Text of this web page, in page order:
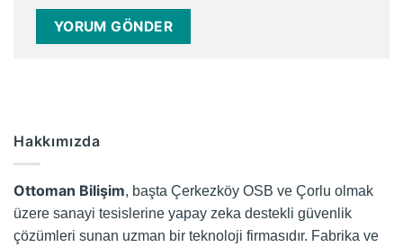
Hakkımızda
Ottoman Bilişim, başta Çerkezköy OSB ve Çorlu olmak
üzere sanayi tesislerine yapay zeka destekli güvenlik
çözümleri sunan uzman bir teknoloji firmasıdır. Fabrika ve